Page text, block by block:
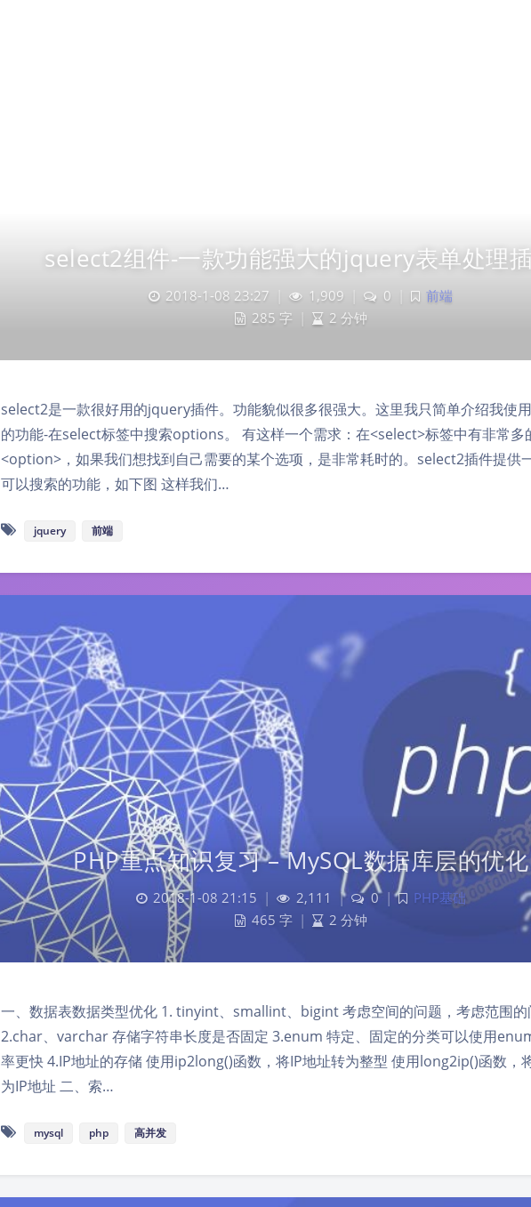
select2组件-一款功能强大的jquery表单处理
2018-1-08 23:27 1,909 0
前端
285 字
2 分钟
select2是一款很好用的jquery插件。功能貌似很多很强大。这里我只简单介绍我使
的功能-在select标签中搜索options。 有这样一个需求：在<select>标签中有非常多
<option>，如果我们想找到自己需要的某个选项，是非常耗时的。select2插件提供
可以搜索的功能，如下图 这样我们…
jquery 前端
PHP重点知识复习 – MySQL数据库层的优化
2018-1-08 21:15 | 2,111 | 0 |
PHP基础
465 字 | 2 分钟
一、数据表数据类型优化 1. tinyint、smallint、bigint 考虑空间的问题，考虑范围的
2.char、varchar 存储字符串长度是否固定 3.enum 特定、固定的分类可以使用
率更快 4.IP地址的存储 使用ip2long()函数，将IP地址转为整型 使用long2ip()函数，
为IP地址 二、索…
mysql php 高并发